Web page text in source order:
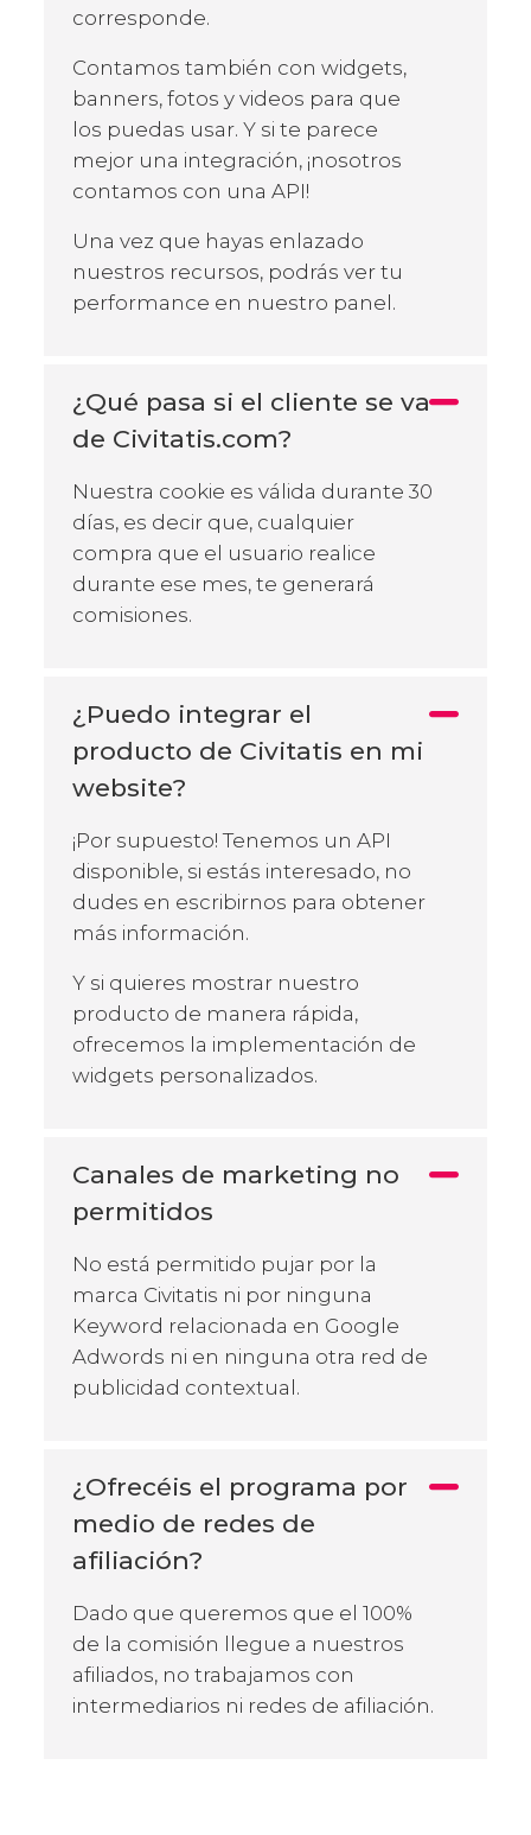
corresponde.
Contamos también con widgets,
banners, fotos y videos para que
los puedas usar. Y si te parece
mejor una integración, ¡nosotros
contamos con una API!
Una vez que hayas enlazado
nuestros recursos, podrás ver tu
performance en nuestro panel.
¿Qué pasa si el cliente se va
de Civitatis.com?
Nuestra cookie es válida durante 30
días, es decir que, cualquier
compra que el usuario realice
durante ese mes, te generará
comisiones.
¿Puedo integrar el
producto de Civitatis en mi
website?
¡Por supuesto! Tenemos un API
disponible, si estás interesado, no
dudes en escribirnos para obtener
más información.
Y si quieres mostrar nuestro
producto de manera rápida,
ofrecemos la implementación de
widgets personalizados.
Canales de marketing no
permitidos
No está permitido pujar por la
marca Civitatis ni por ninguna
Keyword relacionada en Google
Adwords ni en ninguna otra red de
publicidad contextual.
¿Ofrecéis el programa por
medio de redes de
afiliación?
Dado que queremos que el 100%
de la comisión llegue a nuestros
afiliados, no trabajamos con
intermediarios ni redes de afiliación.